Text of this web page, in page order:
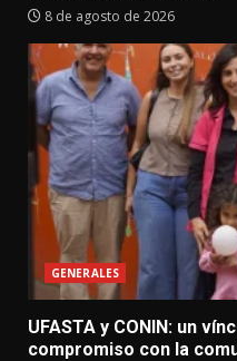
8 de agosto de 2026
GENERALES
UFASTA y CONIN: un
compromiso con la